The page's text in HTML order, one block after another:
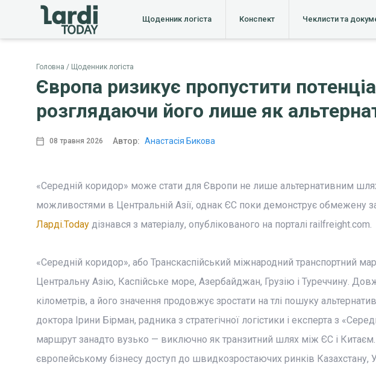
Щоденник логіста Конспект Чеклисти та
Головна Щоденник логіста
Європа ризикує пропустити
розглядаючи його лише як
08 травня 2026 Автор: Анастасія Бикова
«Середній коридор» може стати для Європи не лише альтернативним
можливостями в Центральній Азії, однак ЄС поки демонструє обмежену
Ларді.Todayдізнався з матеріалу, опублікованого на порталі railfreight.com.
«Середній коридор», або Транскаспійський міжнародний транспортний
Центральну Азію, Каспійське море, Азербайджан, Грузію і Туреччину.
кілометрів, а його значення продовжує зростати на тлі пошуку
доктора Ірини Бірман, радника з стратегічної логістики і експерта з
маршрут занадто вузько — виключно як транзитний шлях між ЄС і
європейському бізнесу доступ до швидкозростаючих ринків Казахстану,